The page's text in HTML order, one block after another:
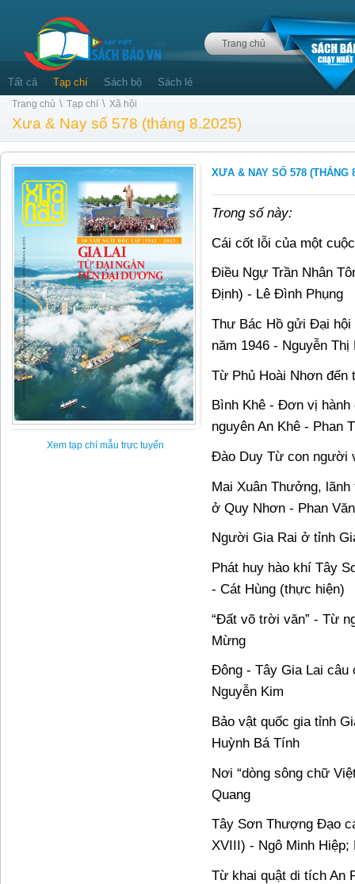
Trang chủ
Tất cả Tạp chí Sách bộ Sách lẻ
Trang chủ \ Tạp chí \ Xã hội
Xưa & Nay số 578 (tháng 8.2025)
Xem tạp chí mẫu trực tuyến
XƯA & NAY SỐ 578 (THÁNG
Trong số này:
Cái cốt lỗi của một
Điều Ngự Trần Nhân
Định) - Lê Đình Phụng
Thư Bác Hồ gửi Đại hội
năm 1946 - Nguyễn Thị
Từ Phủ Hoài Nhơn đến
Bình Khê - Đơn vị
nguyên An Khê - Phan
Đào Duy Từ con người
Mai Xuân Thưởng,
ở Quy Nhơn - Phan
Người Gia Rai ở tỉnh
Phát huy hào khí Tây
- Cát Hùng (thực hiện)
“Đất võ trời văn” - Từ
Mừng
Đông - Tây Gia Lai câu
Nguyễn Kim
Bảo vật quốc gia tỉnh
Huỳnh Bá Tính
Nơi “dòng sông chữ
Quang
Tây Sơn Thượng Đạo
XVIII) - Ngô Minh Hiệp;
Từ khai quật di tích An